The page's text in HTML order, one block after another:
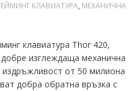
КЛАВИАТУРА, МЕХАНИЧНА
клавиатура Thor 420,
изглеждаща механична
издръжливост от 50 милиона
добра обратна връзка с